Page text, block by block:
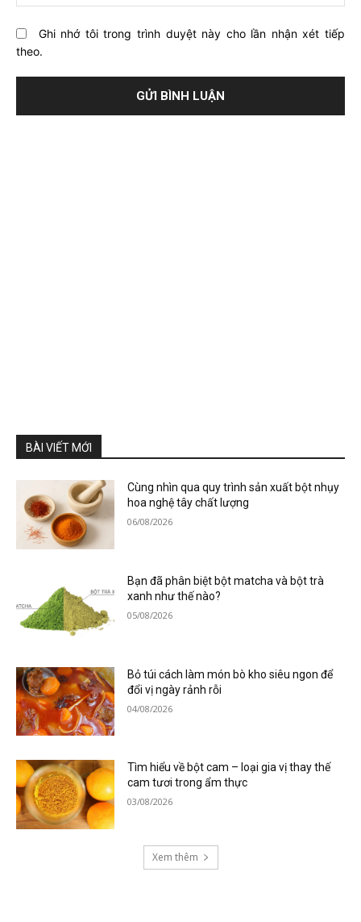
Ghi nhớ tôi trong trình duyệt này cho lần nhận xét tiếp
theo.
BÀI VIẾT MỚI
Cùng nhìn qua quy trình sản xuất bột nhụy
hoa nghệ tây chất lượng
06/08/2026
Bạn đã phân biệt bột matcha và bột trà
xanh như thế nào?
05/08/2026
Bỏ túi cách làm món bò kho siêu ngon để
đổi vị ngày rảnh rỗi
04/08/2026
Tìm hiểu về bột cam – loại gia vị thay thế
cam tươi trong ẩm thực
03/08/2026
Xem thêm